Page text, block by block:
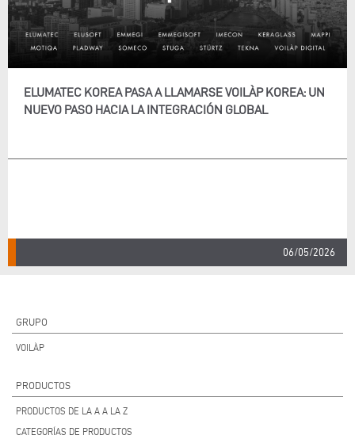
ELUMATEC KOREA PASA A LLAMARSE VOILÀP KOREA: UN
NUEVO PASO HACIA LA INTEGRACIÓN GLOBAL
06/05/2026
GRUPO
VOILÀP
PRODUCTOS
PRODUCTOS DE LA A A LA Z
CATEGORÍAS DE PRODUCTOS